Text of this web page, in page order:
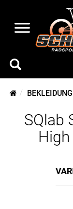
BEKLEIDUNG
SQlab